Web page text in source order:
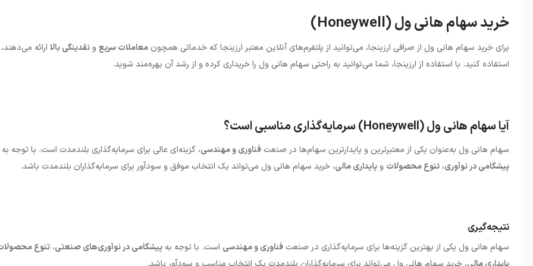
خرید سهام هانی ول (Honeywell)
برای خرید سهام هانی ول از صرافی ارزینجا، می‌توانید از پلتفرم‌های آنلاین معتبر ارزینجا که خدماتی همچونمعاملات سریع ونقدینگی بالا ارائه می‌دهند،
استفاده کنید. با استفاده از ارزینجا، شما می‌توانید به راحتی سهام هانی ول را خریداری کرده و از رشد آن بهره‌مند شوید.
آیا سهام هانی ول (Honeywell) سرمایه‌گذاری مناسبی است؟
سهام هانی ول به‌عنوان یکی از معتبرترین و پایدارترین سهام‌ها در صنعت فناوری و مهندسی، گزینه‌ای عالی برای سرمایه‌گذاری بلندمدت است. با توجه به
پیشگامی در نوآوری، تنوع محصولات وپایداری مالی، خرید سهام هانی ول می‌تواند یک انتخاب موفق و سودآور برای سرمایه‌گذاران بلندمدت باشد.
نتیجه‌گیری
سهام هانی ول یکی از بهترین گزینه‌ها برای سرمایه‌گذاری در صنعت فناوری و مهندسی است. با توجه به پیشگامی در نوآوری‌های صنعتی، تنوع